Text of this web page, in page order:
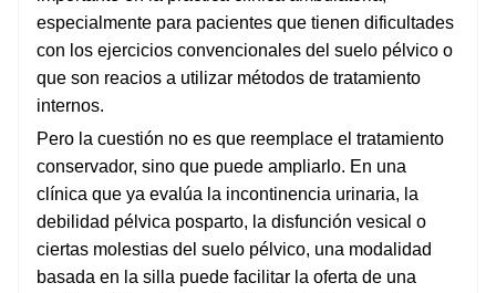
especialmente para pacientes que tienen dificultades
con los ejercicios convencionales del suelo pélvico o
que son reacios a utilizar métodos de tratamiento
internos.
Pero la cuestión no es que reemplace el tratamiento
conservador, sino que puede ampliarlo. En una
clínica que ya evalúa la incontinencia urinaria, la
debilidad pélvica posparto, la disfunción vesical o
ciertas molestias del suelo pélvico, una modalidad
basada en la silla puede facilitar la oferta de una